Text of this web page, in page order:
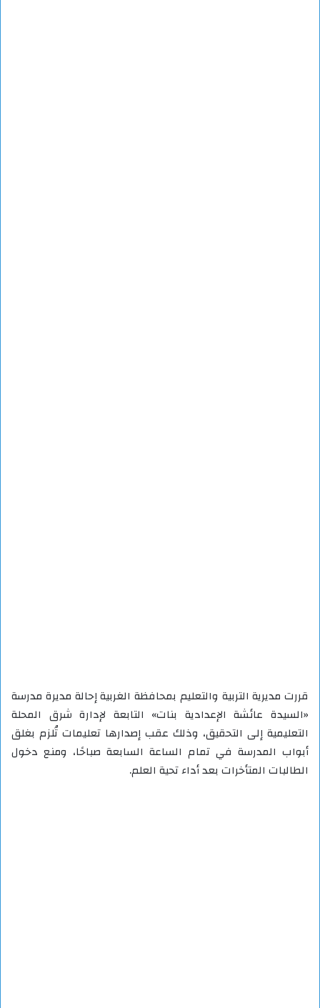
قررت مديرية التربية والتعليم بمحافظة الغربية إحالة مديرة مدرسة
«السيدة عائشة الإعدادية بنات» التابعة لإدارة شرق المحلة
التعليمية إلى التحقيق، وذلك عقب إصدارها تعليمات تُلزم بغلق
أبواب المدرسة في تمام الساعة السابعة صباحًا، ومنع دخول
الطالبات المتأخرات بعد أداء تحية العلم.